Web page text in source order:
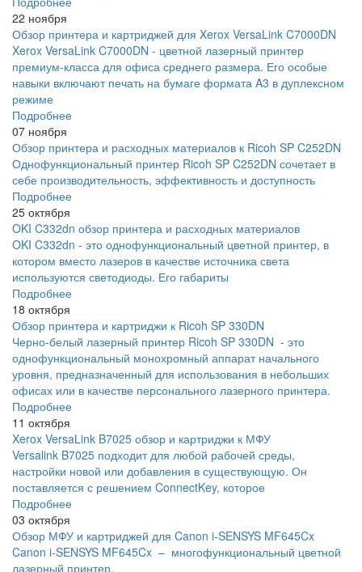
22 ноября
Обзор принтера и картриджей для Xerox VersaLink C7000DN
Xerox VersaLink C7000DN - цветной лазерный принтер
премиум-класса для офиса среднего размера. Его особые
навыки включают печать на бумаге формата A3 в дуплексном
режиме
Подробнее
07 ноября
Обзор принтера и расходных материалов к Ricoh SP C252DN
Однофункциональный принтер Ricoh SP C252DN сочетает в
себе производительность, эффективность и доступность
Подробнее
25 октября
OKI C332dn обзор принтера и расходных материалов
OKI C332dn - это однофункциональный цветной принтер, в
котором вместо лазеров в качестве источника света
используются светодиоды. Его габариты
Подробнее
18 октября
Обзор принтера и картриджи к Ricoh SP 330DN
Черно-белый лазерный принтер Ricoh SP 330DN - это
однофункциональный монохромный аппарат начального
уровня, предназначенный для использования в небольших
офисах или в качестве персонального лазерного принтера.
Подробнее
11 октября
Xerox VersaLink B7025 обзор и картриджи к МФУ
Versalink B7025 подходит для любой рабочей среды,
настройки новой или добавления в существующую. Он
поставляется с решением ConnectKey, которое
Подробнее
03 октября
Обзор МФУ и картриджей для Canon i-SENSYS MF645Cx
Canon i-SENSYS MF645Cx – многофункциональный цветной
лазерный принтер,